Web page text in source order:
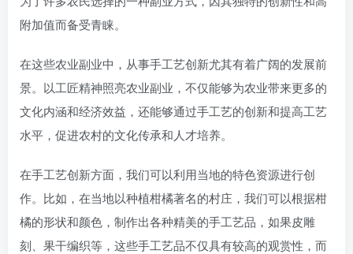
附加值而备受青睐。
在这些农业副业中，从事手工艺创新尤其有着广阔的发展前
景。以工匠精神照亮农业副业，不仅能够为农业带来更多的
文化内涵和经济效益，还能够通过手工艺的创新和提高工艺
水平，促进农村的文化传承和人才培养。
在手工艺创新方面，我们可以利用当地的特色资源进行创
作。比如，在当地以种植柑橘著名的村庄，我们可以根据柑
橘的形状和颜色，制作出各种精美的手工艺品，如果皮雕
刻、果干编织等，这些手工艺品不仅具有较高的观赏性，而